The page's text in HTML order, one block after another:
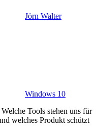
Jörn Walter
Windows 10
Tools stehen uns für
welches Produkt schützt